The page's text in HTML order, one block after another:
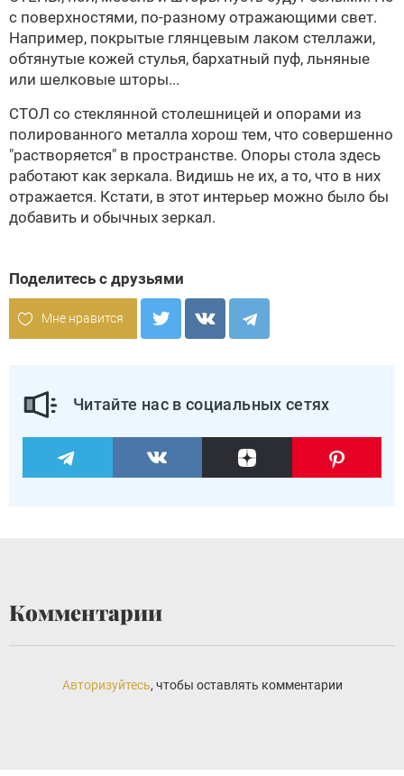
с поверхностями, по-разному отражающими свет.
Например, покрытые глянцевым лаком стеллажи,
обтянутые кожей стулья, бархатный пуф, льняные
или шелковые шторы...
СТОЛ со стеклянной столешницей и опорами из
полированного металла хорош тем, что совершенно
"растворяется" в пространстве. Опоры стола здесь
работают как зеркала. Видишь не их, а то, что в них
отражается. Кстати, в этот интерьер можно было бы
добавить и обычных зеркал.
Поделитесь с друзьями
Мне нравится
Читайте нас в социальных сетях
Комментарии
Авторизуйтесь, чтобы оставлять комментарии